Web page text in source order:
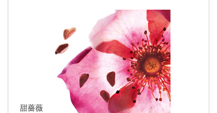
甜薔薇